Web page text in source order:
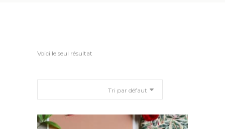
Voici le seul résultat
Tri par défaut